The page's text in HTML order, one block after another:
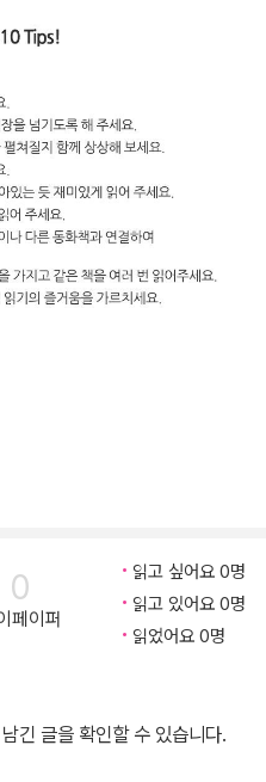
0
페이퍼
읽고 싶어요 0명
읽고 있어요 0명
읽었어요 0명
긴 글을 확인할 수 있습니다.